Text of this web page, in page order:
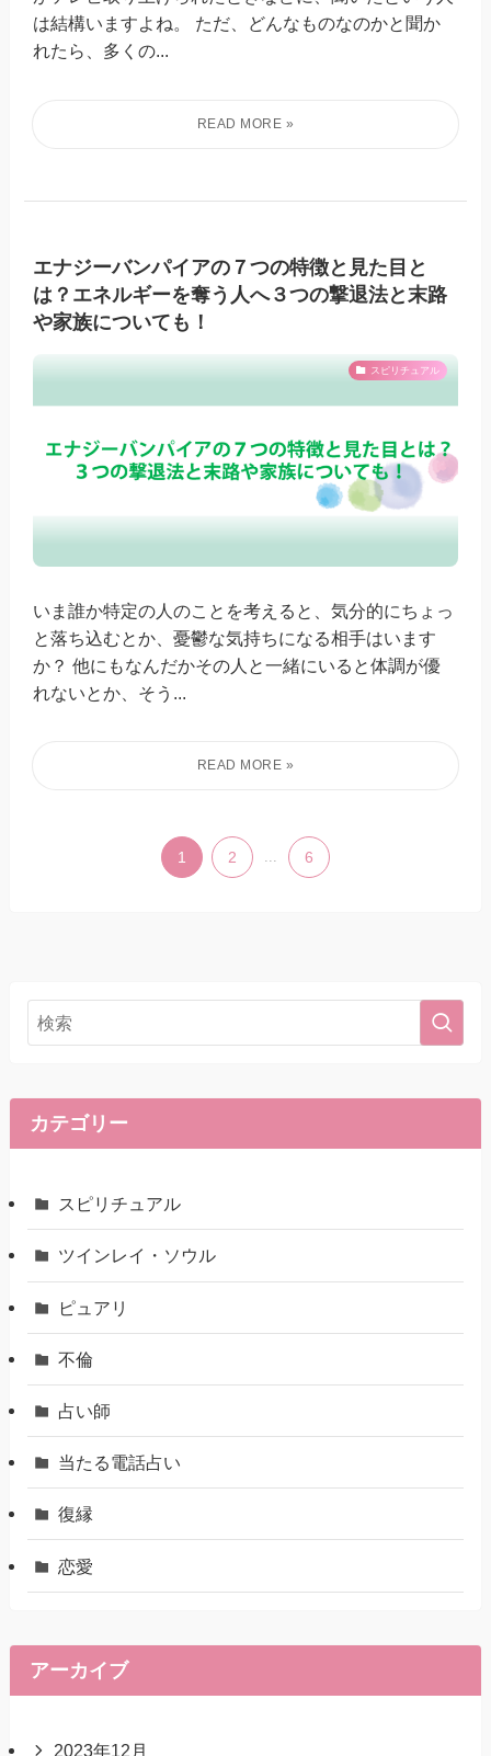
は結構いますよね。 ただ、どんなものなのかと聞か
れたら、多くの...
エナジーバンパイアの７つの特徴と見た目と
は？エネルギーを奪う人へ３つの撃退法と末路
や家族についても！
スピリチュアル
いま誰か特定の人のことを考えると、気分的にちょっ
と落ち込むとか、憂鬱な気持ちになる相手はいます
か？ 他にもなんだかその人と一緒にいると体調が優
れないとか、そう...
1 2 ... 6
カテゴリー
スピリチュアル
ツインレイ・ソウル
ピュアリ
不倫
占い師
当たる電話占い
復縁
恋愛
アーカイブ
2023年12月